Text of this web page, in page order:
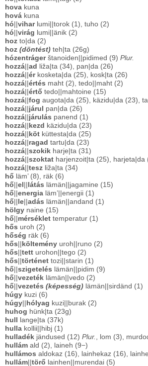
hova kuna
hová kuna
hó vihar lumi||torok (1), tuho (2)
hó virág lumi||änik (2)
hoz to|da (2)
hoz (döntést) teh|ta (26g)
hózentráger štanoiden||pidimed (9) Plur.
hozzá ad
liža|ta (34), pan|da (26)
hozzá ér kosketa|da (25), kosk|ta (26)
hozzá értés maht (2), tedo||maht (2)
hozzá értő tedo||mahtoine (15)
hozzá fog augota|da (25), käzidu|da (23),
hozzá járul pan|da (26)
hozzá járulás panend (1)
hozzá
kezd käzidu|da (23)
hozzá
köt küttesta|da (25)
hozzá ragad tartu|da (23)
hozzá szokik harje|ta (31)
hozzá szoktat harjenzoit|ta (25), harjeta|da
hozzá tesz liža|ta (34)
hő läm’ (8), räk (6)
hő el látás lämän||jagamine (15)
hő energia läm’||energii (1)
hő
le adás lämän||andand (1)
hölgy naine (15)
hő
mérséklet temperatur (1)
hős uroh (2)
hőség räk (6)
hős
költemény uroh||runo (2)
hős tett urohon||tego (2)
hős történet tozi||starin (1)
hő szigetelés lämän||pidim (9)
hő vezeték lämän||vedo (2)
hő vezetés (képesség) lämän||sirdänd (1)
húgy kuzi (6)
húgy
hólyag kuzi||burak (2)
huhog hünk|ta (23g)
hull
lange|ta (37k)
hulla kollii||hibj (1)
hulladék jändused (12) Plur. , lom (3),
hullám ald (2), laineh (9−)
hullámos aldokaz (16), lainhekaz (16),
hullám törő lainhen||murendai (5)